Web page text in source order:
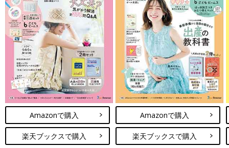
ョーザ』『ご当地グルメコミックエッセイ まんぷく埼玉』『不
調女子ハトコの生姜まみれ生活30日間』『結婚できる気がしませ
ん。』（すべてKADOKAWA／メディアファクトリー）など
●インスタグラム（＠hatocotoco
●ブログ
「ハトコの小部屋」
●Twitter@hatoco_o
■新着マンガをお知らせ！たまひよONLINEインスタグラム
（@tamahiyo_online）
前の話
脚がむずむず…私の
妊娠中のマイナート
ラブル[ハトコのドタ
一覧
次の話
うっかり！？男の子の
トイトレ失敗談［ハト
コのドタバタ育児日記
Amazonで購入
楽天ブックスで購入
Amazonで購入
楽天ブックスで購入